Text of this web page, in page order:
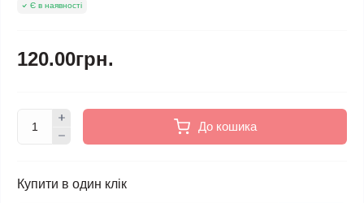
Є в наявності
120.00грн.
До кошика
Купити в один клік